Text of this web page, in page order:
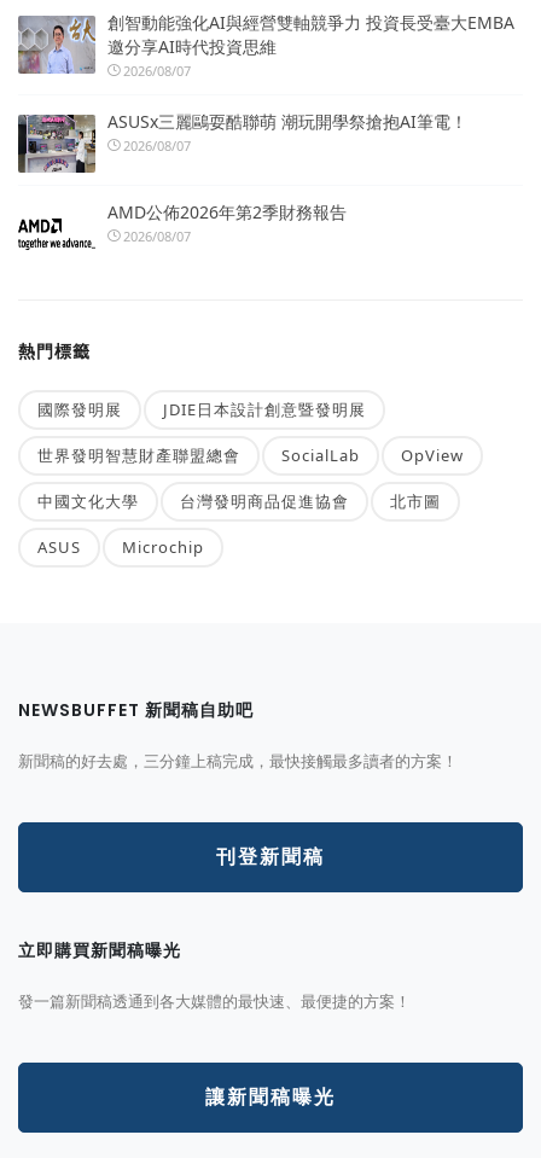
創智動能強化AI與經營雙軸競爭力 投資長受臺大EMBA
邀分享AI時代投資思維
2026/08/07
ASUSx三麗鷗耍酷聯萌 潮玩開學祭搶抱AI筆電！
2026/08/07
AMD公佈2026年第2季財務報告
2026/08/07
熱門標籤
國際發明展 JDIE日本設計創意暨發明展
世界發明智慧財產聯盟總會 SocialLab OpView
中國文化大學 台灣發明商品促進協會 北市圖
ASUS Microchip
NEWSBUFFET 新聞稿自助吧
新聞稿的好去處，三分鐘上稿完成，最快接觸最多讀者的方案！
刊登新聞稿
立即購買新聞稿曝光
發一篇新聞稿透通到各大媒體的最快速、最便捷的方案！
讓新聞稿曝光